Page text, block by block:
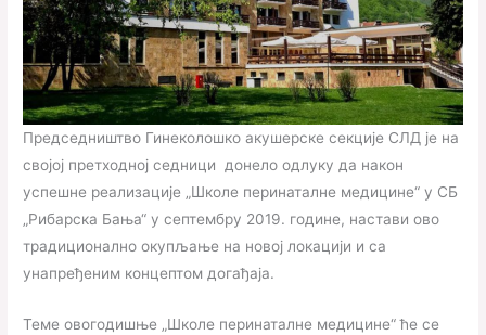
Председништво Гинеколошко акушерске секције СЛД је на
својој претходној седници донело одлуку да након
успешне реализације „Школе перинаталне медицине“ у СБ
„Рибарска Бања“ у септембру 2019. године, настави ово
традиционално окупљање на новој локацији и са
унапређеним концептом догађаја.
Теме овогодишње „Школе перинаталне медицине“ ће се